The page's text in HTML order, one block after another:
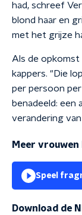
had, schreef
blond haar en
met het grijze
Als de
kappers. "Die
per persoon
benadeeld: een
verandering
Meer
Speel
Download de